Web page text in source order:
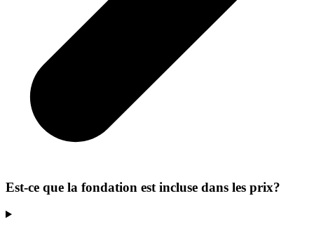
Est-ce que la fondation est incluse dans les prix?